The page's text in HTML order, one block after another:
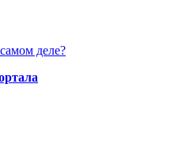
деле?